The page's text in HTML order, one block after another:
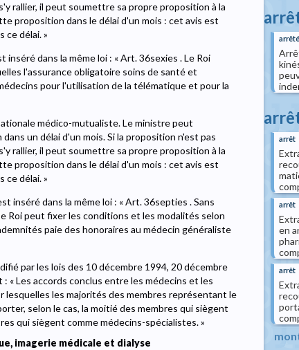
rallier, il peut soumettre sa propre proposition à la
proposition dans le délai d'un mois : cet avis est
ce délai. »
dans la même loi : « Art. 36sexies . Le Roi
l'assurance obligatoire soins de santé et
pour l'utilisation de la télématique et pour la
médico-mutualiste. Le ministre peut
un délai d'un mois. Si la proposition n'est pas
rallier, il peut soumettre sa propre proposition à la
proposition dans le délai d'un mois : cet avis est
ce délai. »
inséré dans la même loi : « Art. 36septies . Sans
Roi peut fixer les conditions et les modalités selon
paie des honoraires au médecin généraliste
par les lois des 10 décembre 1994, 20 décembre
« Les accords conclus entre les médecins et les
les majorités des membres représentant le
selon le cas, la moitié des membres qui siègent
qui siègent comme médecins-spécialistes. »
imagerie médicale et dialyse
arrêt
arrêt
en
arrêt